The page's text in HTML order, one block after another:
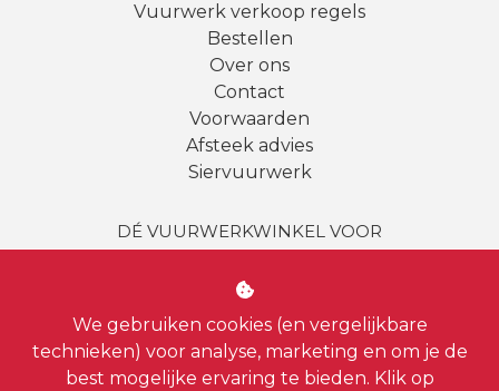
We gebruiken cookies (en vergelijkbare
technieken) voor analyse, marketing en om je de
best mogelijke ervaring te bieden. Klik op
Vuurwerk verkoop regels
Bestellen
Over ons
Contact
Voorwaarden
Afsteek advies
Siervuurwerk
DÉ VUURWERKWINKEL VOOR
Badhoevedorp
Diemen| Weesp| Hilversum |Aalsmeer|Vinkeveen
| Zandvoort |Hoofddorp| Zaandam